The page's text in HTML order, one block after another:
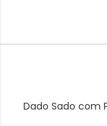
Dado Sado com